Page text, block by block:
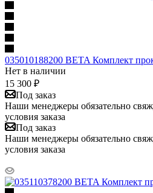
035010188200 BETA Комплект
Нет в наличии
15 300 ₽
Под заказ
Наши менеджеры обязательно
условия заказа
Под заказ
Наши менеджеры обязательно
условия заказа